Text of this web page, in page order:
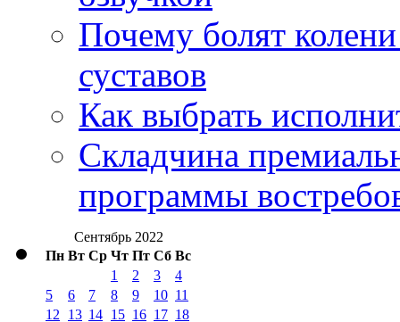
Почему болят
суставов
Как выбрать
Складчина
программы
Сентябрь 2022
Пн Вт Ср Чт Пт Сб Вс
1 2 3
4
5
6 7 8 9 10 11
12 13 14 15 16 17 18